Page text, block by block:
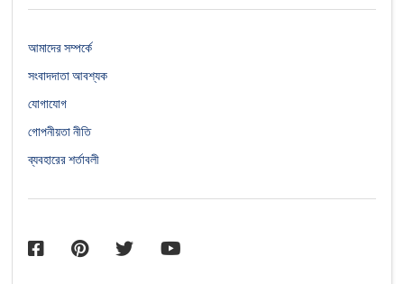
আমাদের সম্পর্কে
সংবাদদাতা আবশ্যক
যোগাযোগ
গোপনীয়তা নীতি
ব্যবহারের শর্তাবলী